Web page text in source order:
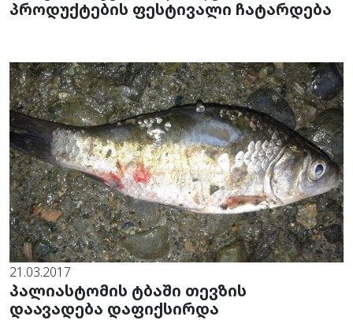
პროდუქტების ფესტივალი ჩატარდება
21.03.2017
პალიასტომის ტბაში თევზის
დაავადება დაფიქსირდა